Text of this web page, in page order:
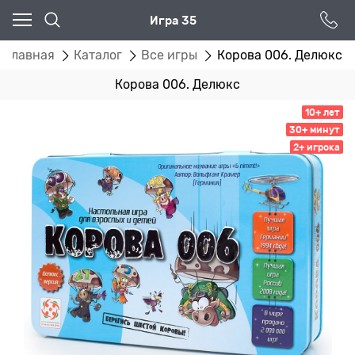
Игра 35
Главная Каталог Все игры Корова 006. Делюкс
Корова 006. Делюкс
10+ лет
30+ минут
2+ игрока